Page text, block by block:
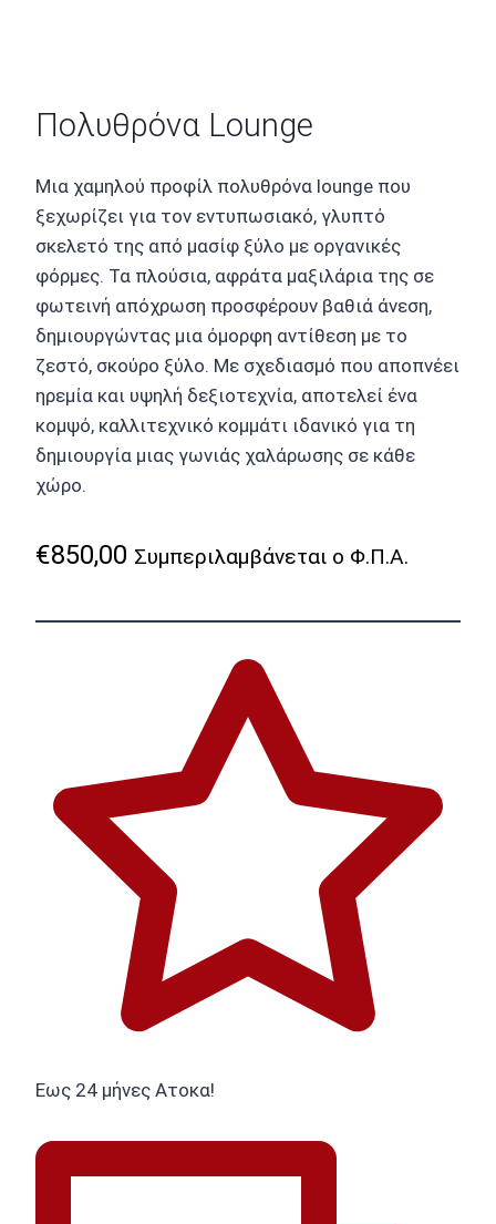
Πολυθρόνα Lounge
Μια χαμηλού προφίλ πολυθρόνα lounge που
ξεχωρίζει για τον εντυπωσιακό, γλυπτό
σκελετό της από μασίφ ξύλο με οργανικές
φόρμες. Τα πλούσια, αφράτα μαξιλάρια της σε
φωτεινή απόχρωση προσφέρουν βαθιά άνεση,
δημιουργώντας μια όμορφη αντίθεση με το
ζεστό, σκούρο ξύλο. Με σχεδιασμό που αποπνέει
ηρεμία και υψηλή δεξιοτεχνία, αποτελεί ένα
κομψό, καλλιτεχνικό κομμάτι ιδανικό για τη
δημιουργία μιας γωνιάς χαλάρωσης σε κάθε
χώρο.
€850,00 Συμπεριλαμβάνεται ο Φ.Π.Α.
Εως 24 μήνες Ατοκα!